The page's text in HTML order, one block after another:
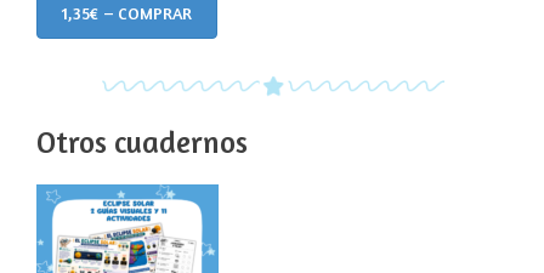
1,35€ – COMPRAR
Otros cuadernos